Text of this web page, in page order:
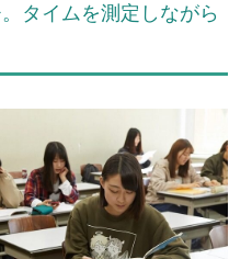
タイムを測定しながら